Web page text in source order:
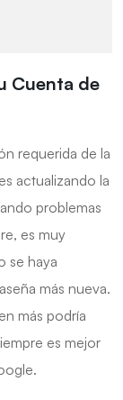
Cuenta de
requerida de la
actualizando la
problemas
es muy
se haya
más nueva.
más podría
es mejor